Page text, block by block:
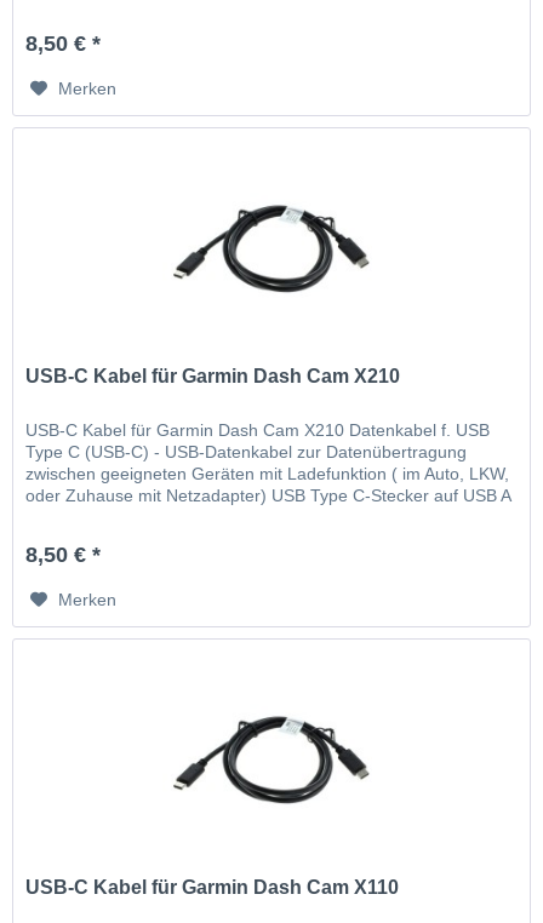
8,50 € *
Merken
USB-C Kabel für Garmin Dash Cam X210
USB-C Kabel für Garmin Dash Cam X210 Datenkabel f. USB
Type C (USB-C) - USB-Datenkabel zur Datenübertragung
zwischen geeigneten Geräten mit Ladefunktion ( im Auto, LKW,
oder Zuhause mit Netzadapter) USB Type C-Stecker auf USB A
8,50 € *
Merken
USB-C Kabel für Garmin Dash Cam X110